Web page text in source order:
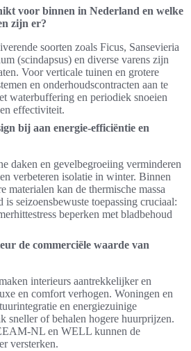
voor binnen in Nederland en welke
zijn er?
soorten zoals Ficus, Sansevieria
(scindapsus) en diverse varens zijn
Voor verticale tuinen en grotere
en onderhoudscontracten aan te
waterbuffering en periodiek snoeien
effectiviteit.
bij aan energie-efficiëntie en
daken en gevelbegroeiing verminderen
verbeteren isolatie in winter. Binnen
materialen kan de thermische massa
seizoensbewuste toepassing cruciaal:
beperken met bladbehoud
de commerciële waarde van
interieurs aantrekkelijker en
en comfort verhogen. Woningen en
en energiezuinige
sneller of behalen hogere huurprijzen.
NL en WELL kunnen de
versterken.